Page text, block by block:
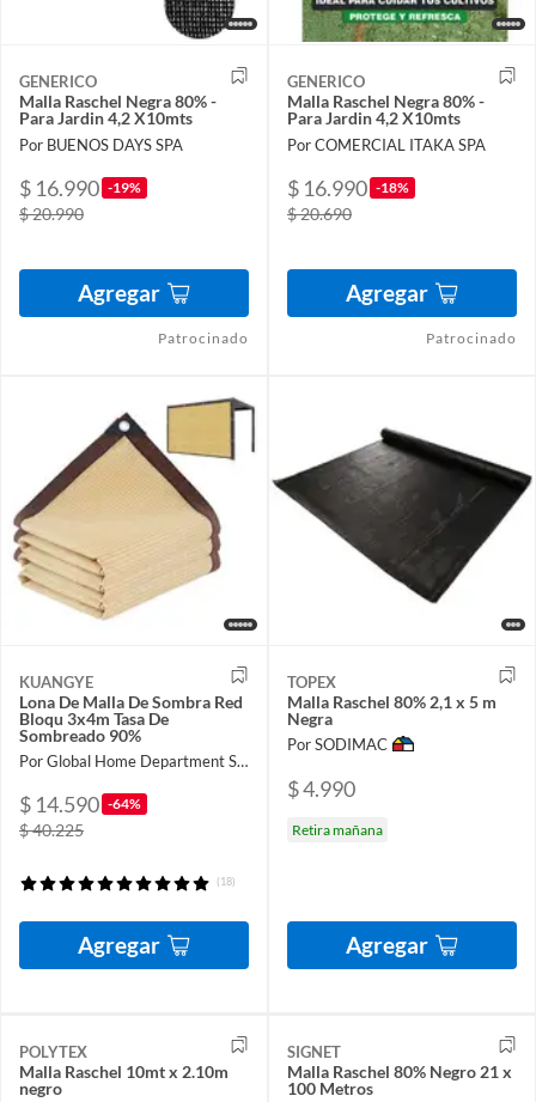
GENERICO
Malla Raschel Negra 80% -
Para Jardin 4,2 X10mts
Por BUENOS DAYS SPA
$ 16.990 -19%
$ 20.990
Agregar
Patrocinado
GENERICO
Malla Raschel Negra 80% -
Para Jardin 4,2 X10mts
Por COMERCIAL ITAKA SPA
$ 16.990 -18%
$ 20.690
Agregar
Patrocinado
KUANGYE
Lona De Malla De Sombra Red
Bloqu 3x4m Tasa De
Sombreado 90%
Por Global Home Department Store
$ 14.590 -64%
$ 40.225
(18)
Agregar
TOPEX
Malla Raschel 80% 2,1 x 5 m
Negra
Por SODIMAC
$ 4.990
Retira mañana
Agregar
POLYTEX
Malla Raschel 10mt x 2.10m
negro
SIGNET
Malla Raschel 80% Negro 21 x
100 Metros